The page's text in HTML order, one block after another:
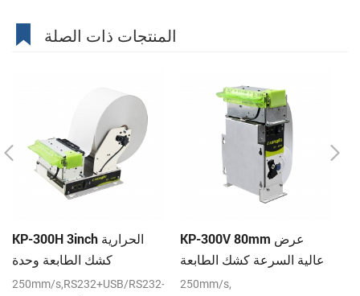
المنتجات ذات الصلة
KP-300H 3inch الحرارية
كشك الطابعة وحدة
250mm/s,RS232+USB/RS232+USB+LAN
KP-300V 80mm عرض
عالية السرعة كشك الطابعة
الحرارية
250mm/s,